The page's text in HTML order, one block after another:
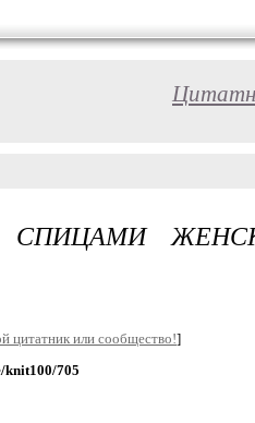
цитатник или сообщество!]
knit100/705